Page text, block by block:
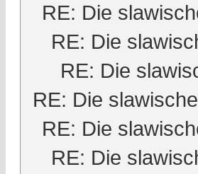
RE: Die
RE: Die
RE: Die
RE: Die
RE: Die
RE: Die